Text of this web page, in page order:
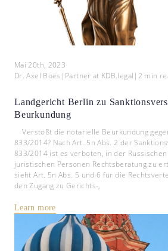
Mai 20th, 2023
Dr. Axel Boës | Partner at KDB.legal | 2 min
Landgericht Berlin zu
Beurkundung
Verstößt die notarielle Beurkundung
833/2014? Nach Art. 5n Abs. 2 der
833/2014 ist es verboten, in der
juristischen Personen Rechtsberatung zu
sieht Art. 5n Abs. 5 und 6 für die
den Zugang zu Gerichts-,
Learn more